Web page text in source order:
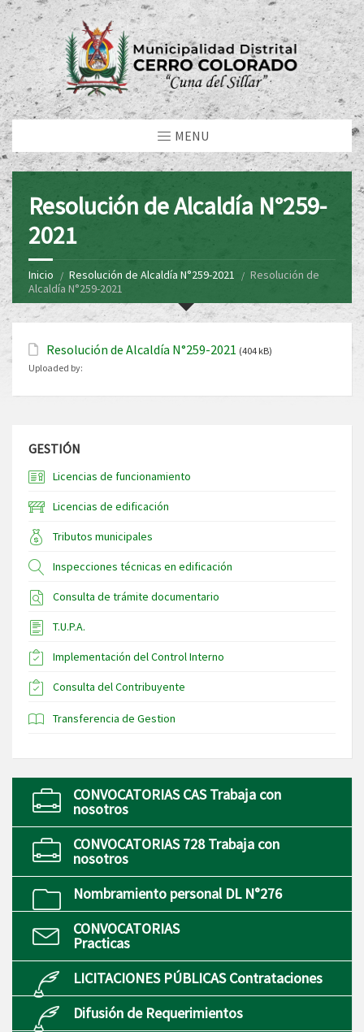
MENU
Resolución de Alcaldía N°259-
2021
Inicio Resolución de Alcaldía N°259-2021
Resolución de
Alcaldía N°259-2021
Resolución de Alcaldía N°259-2021 (404 kB)
Uploaded by:
GESTIÓN
Licencias de funcionamiento
Licencias de edificación
Tributos municipales
Inspecciones técnicas en edificación
Consulta de trámite documentario
T.U.P.A.
Implementación del Control Interno
Consulta del Contribuyente
Transferencia de Gestion
CONVOCATORIAS CAS Trabaja con
nosotros
CONVOCATORIAS 728 Trabaja con
nosotros
Nombramiento personal DL N°276
CONVOCATORIAS
Practicas
LICITACIONES PÚBLICAS Contrataciones
Difusión de Requerimientos